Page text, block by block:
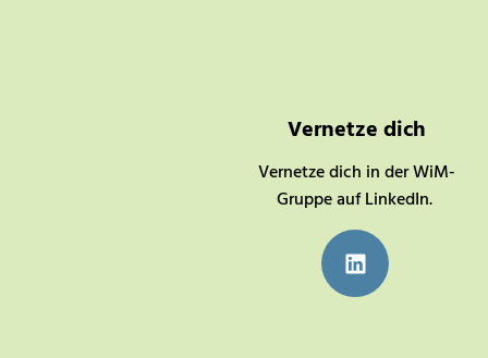
Vernetze dich
Vernetze dich in der WiM-
Gruppe auf LinkedIn.